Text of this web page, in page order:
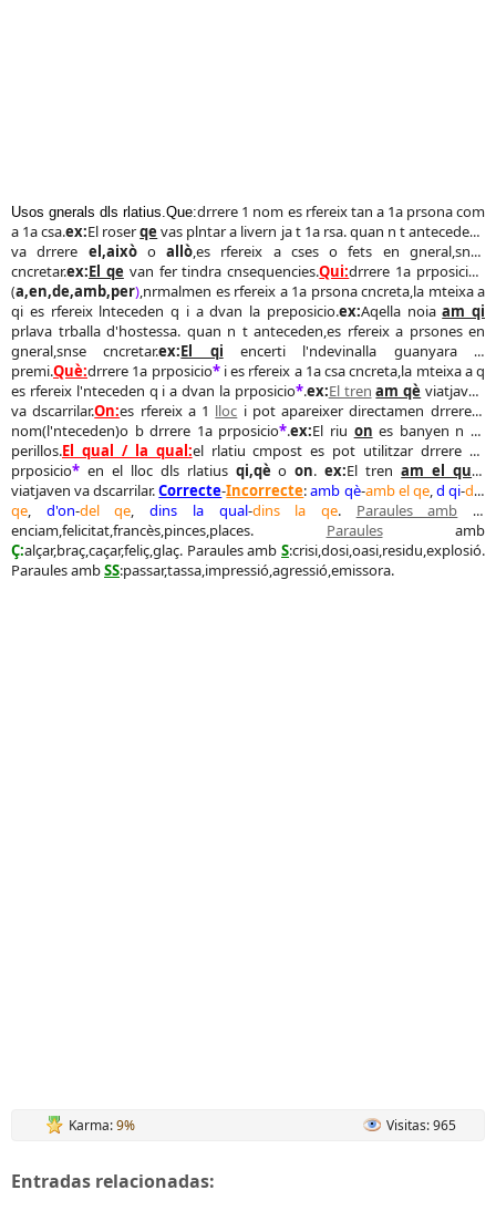
Usos gnerals dls rlatius.Que:drrere 1 nom es rfereix tan a 1a prsona com
a 1a csa.ex:El roserqe vas plntar a livern ja t 1a rsa. quan n t anteceden i
va drrere el,això oallò,es rfereix a cses o fets en gneral,snse
cncretar.ex:El qe van fer tindra cnsequencies.Qui:drrere 1a prposicio *
(a,en,de,amb,per),nrmalmen es rfereix a 1a prsona cncreta,la mteixa a
qi es rfereix lnteceden q i a dvan la preposicio.ex:Aqella noiaam qi
prlava trballa d'hostessa. quan n t anteceden,es rfereix a prsones en
gneral,snse cncretar.ex:El qi encerti l'ndevinalla guanyara el
premi.Què:drrere 1a prposicio* i es rfereix a 1a csa cncreta,la mteixa a q
es rfereix l'nteceden q i a dvan la prposicio*.ex:El tren am qè viatjaven
va dscarrilar.On:es rfereix a 1 lloc i pot apareixer directamen drrere 1
nom(l'nteceden)o b drrere 1a prposicio*.ex:El riu on es banyen n és
perillos.El qual / la qual:el rlatiu cmpost es pot utilitzar drrere 1a
prposicio* en el lloc dls rlatius qi,qè oon.ex:El trenam el qual
viatjaven va dscarrilar.Correcte-Incorrecte:amb qè-amb el qe,d qi-del
qe, d'on-del qe,dins la qual-dins la qe. Paraules amb C:
enciam,felicitat,francès,pinces,places. Paraulesamb
Ç:alçar,braç,caçar,feliç,glaç. Paraules amb S:crisi,dosi,oasi,residu,explosió.
Paraules ambSS:passar,tassa,impressió,agressió,emissora.
Karma:9% Visitas: 965
Entradas relacionadas: